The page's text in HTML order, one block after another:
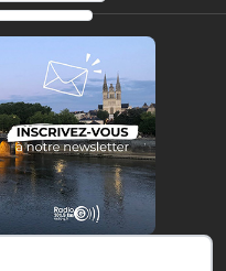
https://radio-g.fr?18825